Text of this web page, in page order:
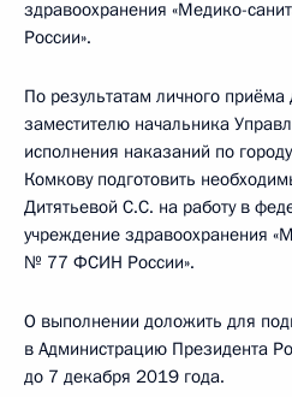
здравоохранения «Медико-
России».
По результатам личного приёма
заместителю начальника
исполнения наказаний по
Комкову подготовить
Дитятьевой С.С. на работу в
учреждение здравоохранения
№ 77 ФСИН России».
О выполнении доложить для
в Администрацию Президента
до 7 декабря 2019 года.